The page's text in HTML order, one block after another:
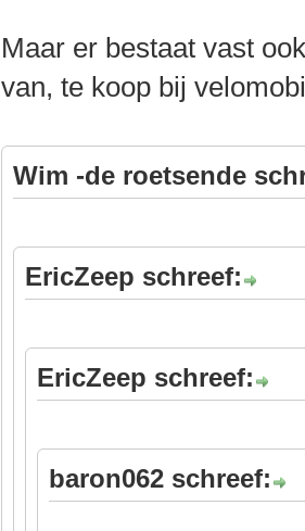
Maar er bestaat vast
van, te koop bij
Wim -de roetsende
EricZeep schreef:
EricZeep schreef:
baron062 schreef: